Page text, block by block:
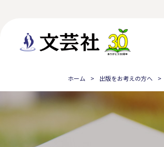
ホーム 出版をお考えの方へ